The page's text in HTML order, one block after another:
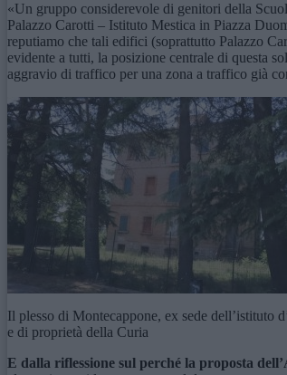
«Un gruppo considerevole di genitori della
Palazzo Carotti – Istituto Mestica in Piazza
reputiamo che tali edifici (soprattutto Palazzo
evidente a tutti, la posizione centrale di questa
aggravio di traffico per una zona a traffico già
Il plesso di Montecappone, ex sede dell’istituto
e di proprietà della Curia
E dalla riflessione sul perché la proposta